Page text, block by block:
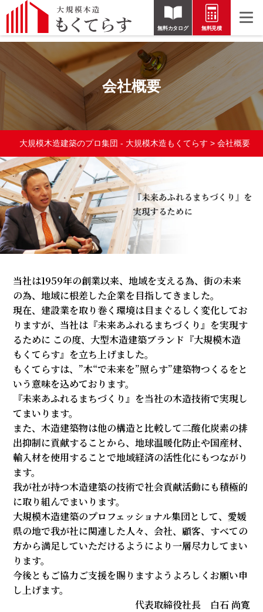
無料カタログ 無料見積
会社概要
大規模木造建築のプロ集団 - 大規模木造もくてらす > 会社概要
当社は1959年の創業以来、地域を支える為、街の未来
の為、地域に根差した企業を目指してきました。
現在、建設業を取り巻く環境は目まぐるしく変化してお
りますが、当社は『未来あふれるまちづくり』を実現す
るために この度、大型木造建築ブランド『大規模木造
もくてらす』を立ち上げました。
もくてらすは、”木“で未来を”照らす”建築物つくるをと
いう意味を込めております。
『未来あふれるまちづくり』を当社の木造技術で実現し
てまいります。
また、木造建築物は他の構造と比較して二酸化炭素の排
出抑制に貢献することから、地球温暖化防止や国産材、
輸入材を使用することで地域経済の活性化にもつながり
ます。
我が社が持つ木造建築の技術で社会貢献活動にも積極的
に取り組んでまいります。
大規模木造建築のプロフェッショナル集団として、愛媛
県の地で我が社に関連した人々、会社、顧客、すべての
方から満足していただけるようにより一層尽力してまい
ります。
今後ともご協力ご支援を賜りますようよろしくお願い申
し上げます。
代表取締役社長 白石 尚寛